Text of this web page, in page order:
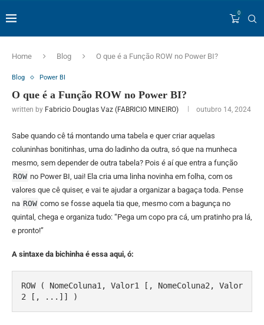
0
Home Blog O que é a Função ROW no Power BI?
Blog Power BI
O que é a Função ROW no Power BI?
written by Fabricio Douglas Vaz (FABRICIO MINEIRO) outubro 14, 2024
Sabe quando cê tá montando uma tabela e quer criar aquelas
coluninhas bonitinhas, uma do ladinho da outra, só que na munheca
mesmo, sem depender de outra tabela? Pois é aí que entra a função
ROW no Power BI, uai! Ela cria uma linha novinha em folha, com os
valores que cê quiser, e vai te ajudar a organizar a bagaça toda. Pense
na ROW como se fosse aquela tia que, mesmo com a bagunça no
quintal, chega e organiza tudo: “Pega um copo pra cá, um pratinho pra lá,
e pronto!”
A sintaxe da bichinha é essa aqui, ó:
ROW ( NomeColuna1, Valor1 [, NomeColuna2, Valor
2 [, ...]] )